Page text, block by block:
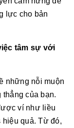
lực cho bản
tâm sự với
những nỗi muộn
thẳng của bạn.
ví như liều
hiệu quả. Từ đó,